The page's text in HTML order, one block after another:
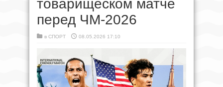
товарищеском матче
перед ЧМ-2026
в СПОРТ 08.05.2026 17:10